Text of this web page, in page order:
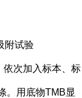
附试验
依次加入标本、标
。用底物TMB显